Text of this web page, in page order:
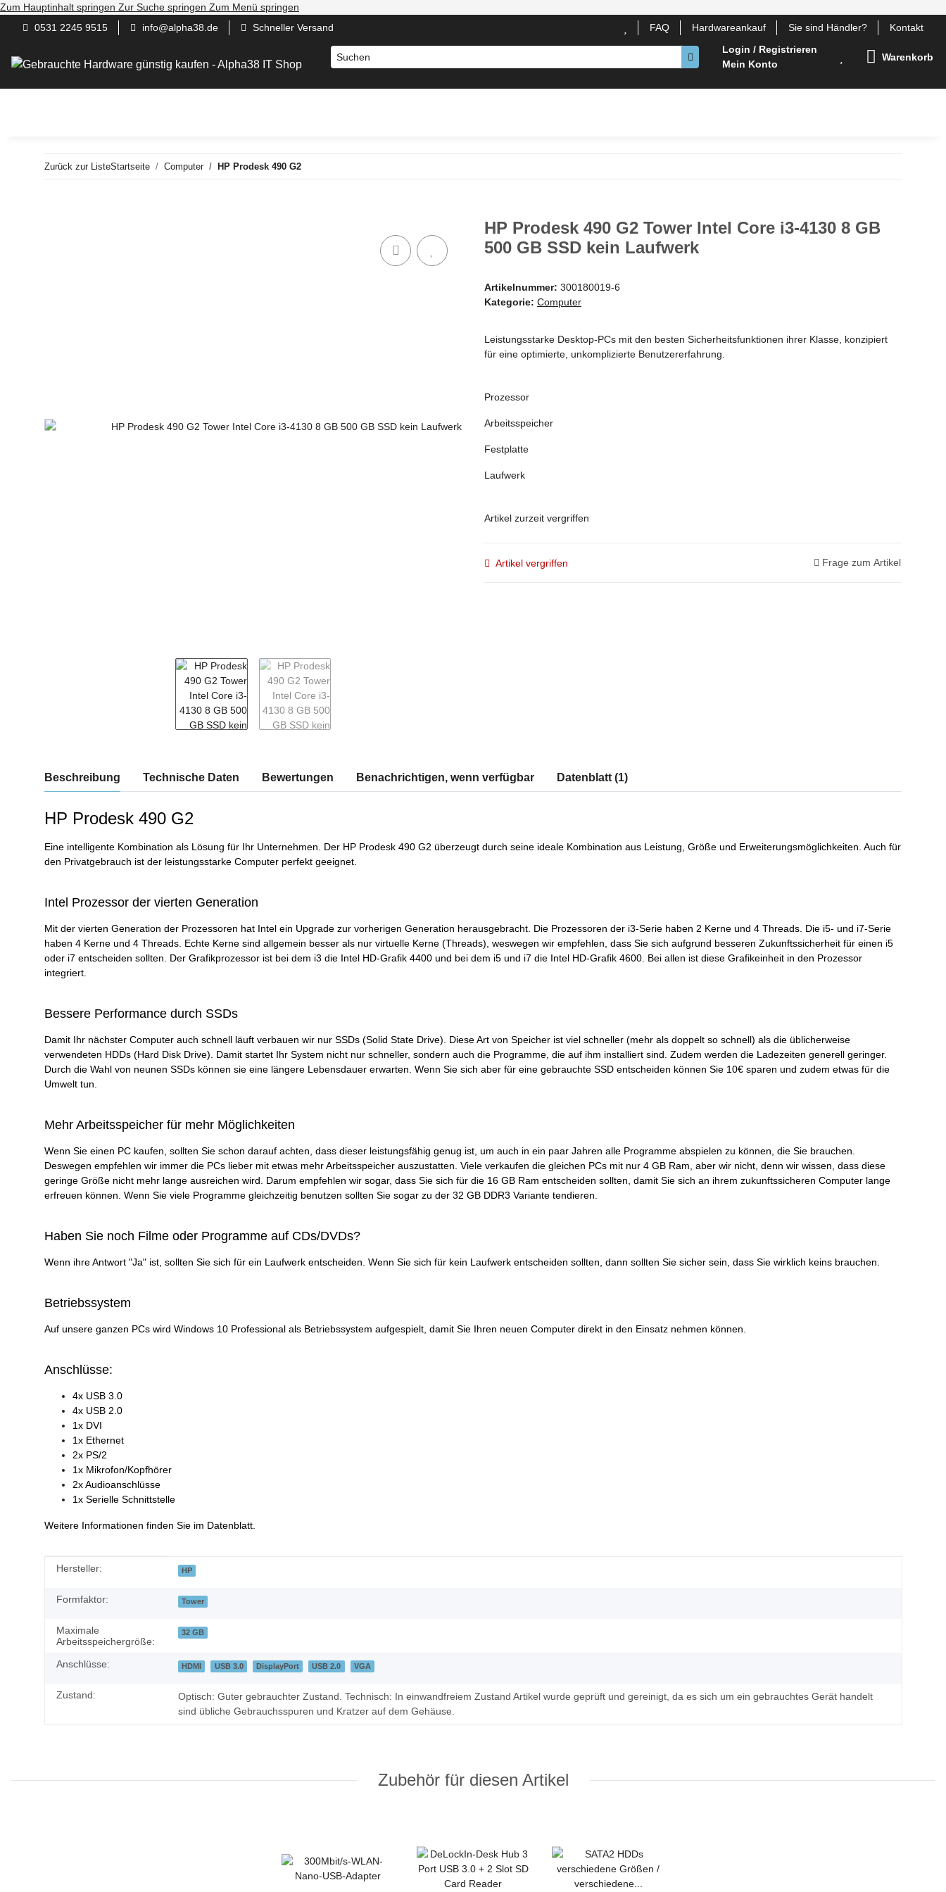
Zum Hauptinhalt springen Zur Suche springen Zum Menü springen
FAQ
Hardwareankauf Sie sind Händler? Kontakt
0531 2245 9515 info@alpha38.de
Schneller Versand
Login / Registrieren
Mein Konto
Warenkorb
Zurück zur ListeStartseite Computer HP Prodesk 490 G2
HP Prodesk 490 G2 Tower Intel Core i3-4130 8 GB
500 GB SSD kein Laufwerk
Artikelnummer: 300180019-6
Kategorie: Computer
Leistungsstarke Desktop-PCs mit den besten Sicherheitsfunktionen ihrer Klasse, konzipiert
für eine optimierte, unkomplizierte Benutzererfahrung.
Prozessor
Arbeitsspeicher
Festplatte
Laufwerk
Artikel zurzeit vergriffen
Artikel vergriffen Frage zum Artikel
weitere Registerkarten anzeigen
Beschreibung Technische Daten Bewertungen Benachrichtigen, wenn verfügbar Datenblatt (1)
HP Prodesk 490 G2
Eine intelligente Kombination als Lösung für Ihr Unternehmen. Der HP Prodesk 490 G2 überzeugt durch seine ideale Kombination aus Leistung, Größe und Erweiterungsmöglichkeiten. Auch für
den Privatgebrauch ist der leistungsstarke Computer perfekt geeignet.
Intel Prozessor der vierten Generation
Mit der vierten Generation der Prozessoren hat Intel ein Upgrade zur vorherigen Generation herausgebracht. Die Prozessoren der i3-Serie haben 2 Kerne und 4 Threads. Die i5- und i7-Serie
haben 4 Kerne und 4 Threads. Echte Kerne sind allgemein besser als nur virtuelle Kerne (Threads), weswegen wir empfehlen, dass Sie sich aufgrund besseren Zukunftssicherheit für einen i5
oder i7 entscheiden sollten. Der Grafikprozessor ist bei dem i3 die Intel HD-Grafik 4400 und bei dem i5 und i7 die Intel HD-Grafik 4600. Bei allen ist diese Grafikeinheit in den Prozessor
integriert.
Bessere Performance durch SSDs
Damit Ihr nächster Computer auch schnell läuft verbauen wir nur SSDs (Solid State Drive). Diese Art von Speicher ist viel schneller (mehr als doppelt so schnell) als die üblicherweise
verwendeten HDDs (Hard Disk Drive). Damit startet Ihr System nicht nur schneller, sondern auch die Programme, die auf ihm installiert sind. Zudem werden die Ladezeiten generell geringer.
Durch die Wahl von neunen SSDs können sie eine längere Lebensdauer erwarten. Wenn Sie sich aber für eine gebrauchte SSD entscheiden können Sie 10€ sparen und zudem etwas für die
Umwelt tun.
Mehr Arbeitsspeicher für mehr Möglichkeiten
Wenn Sie einen PC kaufen, sollten Sie schon darauf achten, dass dieser leistungsfähig genug ist, um auch in ein paar Jahren alle Programme abspielen zu können, die Sie brauchen.
Deswegen empfehlen wir immer die PCs lieber mit etwas mehr Arbeitsspeicher auszustatten. Viele verkaufen die gleichen PCs mit nur 4 GB Ram, aber wir nicht, denn wir wissen, dass diese
geringe Größe nicht mehr lange ausreichen wird. Darum empfehlen wir sogar, dass Sie sich für die 16 GB Ram entscheiden sollten, damit Sie sich an ihrem zukunftssicheren Computer lange
erfreuen können. Wenn Sie viele Programme gleichzeitig benutzen sollten Sie sogar zu der 32 GB DDR3 Variante tendieren.
Haben Sie noch Filme oder Programme auf CDs/DVDs?
Wenn ihre Antwort "Ja" ist, sollten Sie sich für ein Laufwerk entscheiden. Wenn Sie sich für kein Laufwerk entscheiden sollten, dann sollten Sie sicher sein, dass Sie wirklich keins brauchen.
Betriebssystem
Auf unsere ganzen PCs wird Windows 10 Professional als Betriebssystem aufgespielt, damit Sie Ihren neuen Computer direkt in den Einsatz nehmen können.
Anschlüsse:
4x USB 3.0
4x USB 2.0
1x DVI
1x Ethernet
2x PS/2
1x Mikrofon/Kopfhörer
2x Audioanschlüsse
1x Serielle Schnittstelle
Weitere Informationen finden Sie im Datenblatt.
Produkteigenschaft
Wert
Hersteller: HP
Formfaktor: Tower
Maximale
Arbeitsspeichergröße:
32 GB
Anschlüsse: HDMI USB 3.0 DisplayPort USB 2.0 VGA
Zustand:
Optisch: Guter gebrauchter Zustand. Technisch: In einwandfreiem Zustand Artikel wurde geprüft und gereinigt, da es sich um ein gebrauchtes Gerät handelt
sind übliche Gebrauchsspuren und Kratzer auf dem Gehäuse.
Zubehör für diesen Artikel